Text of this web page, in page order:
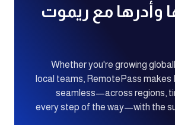
مع ريموت
Whether you're growing
local teams, RemotePass makes
seamless—across regions,
every step of the way—with the